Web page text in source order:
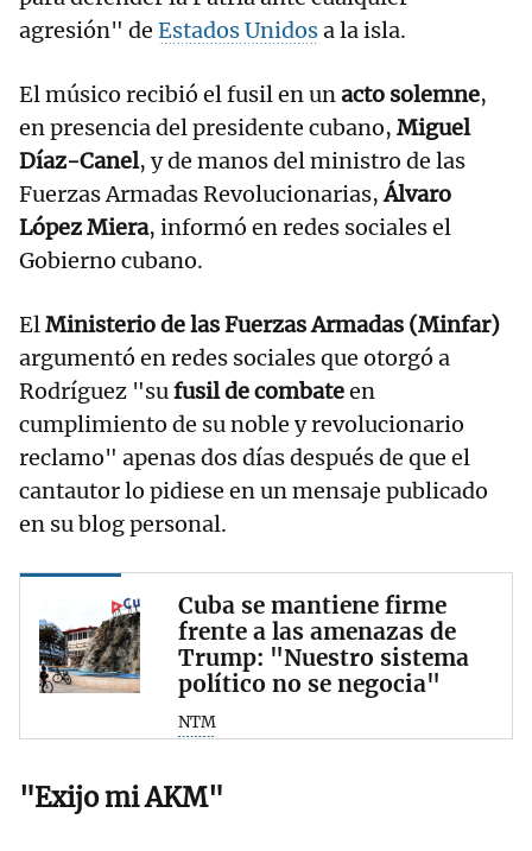
agresión" de Estados Unidosa la isla.
El músico recibió el fusil en unacto solemne,
en presencia del presidente cubano, Miguel
Díaz-Canel, y de manos del ministro de las
Fuerzas Armadas Revolucionarias,Álvaro
López Miera, informó en redes sociales el
Gobierno cubano.
ElMinisterio de las Fuerzas Armadas (Minfar)
argumentó en redes sociales que otorgó a
Rodríguez "sufusil de combateen
cumplimiento de su noble y revolucionario
reclamo" apenas dos días después de que el
cantautor lo pidiese en un mensaje publicado
en su blog personal.
Cuba se mantiene firme
frente a las amenazas de
Trump: "Nuestro sistema
político no se negocia"
NTM
"Exijo mi AKM"